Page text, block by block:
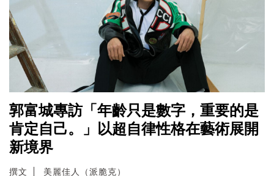
郭富城專訪「年齡只是數字，重要的是
肯定自己。」以超自律性格在藝術展開
新境界
撰文 美麗佳人（派脆克）